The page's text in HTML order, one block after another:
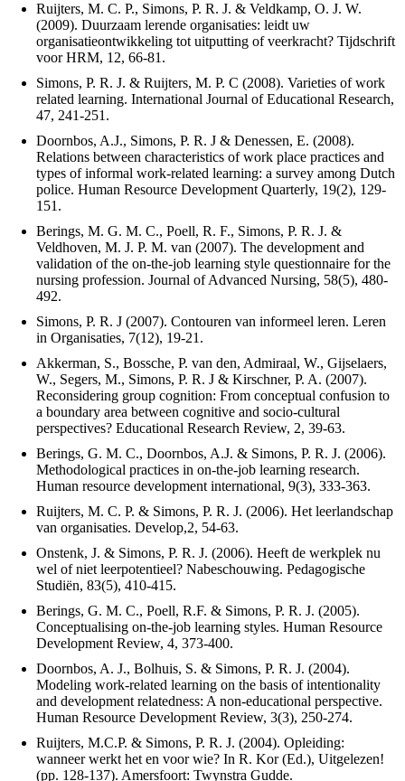
Ruijters, M. C. P., Simons, P. R. J. & Veldkamp, O. J. W.
(2009). Duurzaam lerende organisaties: leidt uw
organisatieontwikkeling tot uitputting of veerkracht? Tijdschrift
voor HRM, 12, 66-81.
Simons, P. R. J. & Ruijters, M. P. C (2008). Varieties of work
related learning. International Journal of Educational Research,
47, 241-251.
Doornbos, A.J., Simons, P. R. J & Denessen, E. (2008).
Relations between characteristics of work place practices and
types of informal work-related learning: a survey among Dutch
police. Human Resource Development Quarterly, 19(2), 129-
151.
Berings, M. G. M. C., Poell, R. F., Simons, P. R. J. &
Veldhoven, M. J. P. M. van (2007). The development and
validation of the on-the-job learning style questionnaire for the
nursing profession. Journal of Advanced Nursing, 58(5), 480-
492.
Simons, P. R. J (2007). Contouren van informeel leren. Leren
in Organisaties, 7(12), 19-21.
Akkerman, S., Bossche, P. van den, Admiraal, W., Gijselaers,
W., Segers, M., Simons, P. R. J & Kirschner, P. A. (2007).
Reconsidering group cognition: From conceptual confusion to
a boundary area between cognitive and socio-cultural
perspectives? Educational Research Review, 2, 39-63.
Berings, G. M. C., Doornbos, A.J. & Simons, P. R. J. (2006).
Methodological practices in on-the-job learning research.
Human resource development international, 9(3), 333-363.
Ruijters, M. C. P. & Simons, P. R. J. (2006). Het leerlandschap
van organisaties. Develop,2, 54-63.
Onstenk, J. & Simons, P. R. J. (2006). Heeft de werkplek nu
wel of niet leerpotentieel? Nabeschouwing. Pedagogische
Studiën, 83(5), 410-415.
Berings, G. M. C., Poell, R.F. & Simons, P. R. J. (2005).
Conceptualising on-the-job learning styles. Human Resource
Development Review, 4, 373-400.
Doornbos, A. J., Bolhuis, S. & Simons, P. R. J. (2004).
Modeling work-related learning on the basis of intentionality
and development relatedness: A non-educational perspective.
Human Resource Development Review, 3(3), 250-274.
Ruijters, M.C.P. & Simons, P. R. J. (2004). Opleiding:
wanneer werkt het en voor wie? In R. Kor (Ed.), Uitgelezen!
(pp. 128-137). Amersfoort: Twynstra Gudde.